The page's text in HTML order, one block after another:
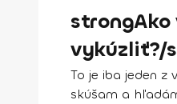
strongAko
vykúzliť?/
To je iba jeden z
skúšam a